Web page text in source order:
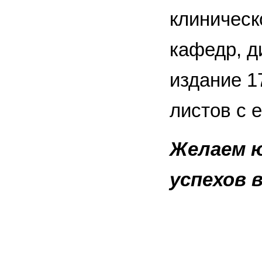
кафедр,
издание
листов с
Желаем
успехов